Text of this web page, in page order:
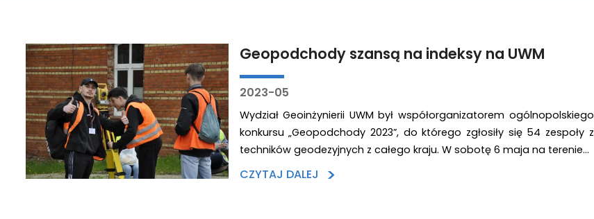
Geopodchody szansą na indeksy na UWM
2023-05
Wydział Geoinżynierii UWM był współorganizatorem ogólnopolskiego
konkursu „Geopodchody 2023”, do którego zgłosiły się 54 zespoły z
techników geodezyjnych z całego kraju. W sobotę 6 maja na terenie…
CZYTAJ DALEJ >